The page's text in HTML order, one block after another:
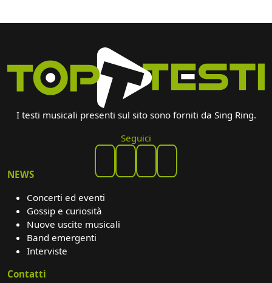
I testi musicali presenti sul sito sono forniti da Sing Ring.
Seguici
NEWS
Concerti ed eventi
Gossip e curiosità
Nuove uscite musicali
Band emergenti
Interviste
Contatti